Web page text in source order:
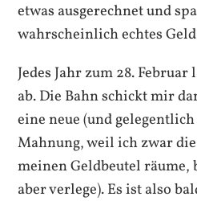
etwas ausgerechnet und
wahrscheinlich echtes
Jedes Jahr zum 28.
ab. Die Bahn schickt mir
eine neue (und
Mahnung, weil ich zwar
meinen Geldbeutel räume,
aber verlege). Es ist also